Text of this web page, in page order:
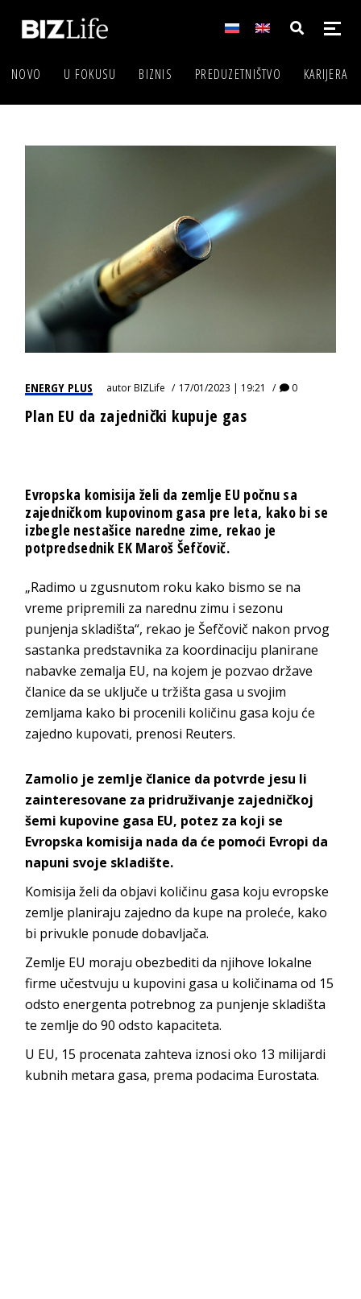
NOVO U FOKUSU BIZNIS PREDUZETNIŠTVO KARIJERA
ENERGY PLUS autorBIZLife 17/01/2023 | 19:21 0
Plan EU da zajednički kupuje gas
Evropska komisija želi da zemlje EU počnu sa
zajedničkom kupovinom gasa pre leta, kako bi se
izbegle nestašice naredne zime, rekao je
potpredsednik EK Maroš Šefčovič.
„Radimo u zgusnutom roku kako bismo se na
vreme pripremili za narednu zimu i sezonu
punjenja skladišta“, rekao je Šefčovič nakon prvog
sastanka predstavnika za koordinaciju planirane
nabavke zemalja EU, na kojem je pozvao države
članice da se uključe u tržišta gasa u svojim
zemljama kako bi procenili količinu gasa koju će
zajedno kupovati, prenosi Reuters.
Zamolio je zemlje članice da potvrde jesu li
zainteresovane za pridruživanje zajedničkoj
šemi kupovine gasa EU, potez za koji se
Evropska komisija nada da će pomoći Evropi da
napuni svoje skladište.
Komisija želi da objavi količinu gasa koju evropske
zemlje planiraju zajedno da kupe na proleće, kako
bi privukle ponude dobavljača.
Zemlje EU moraju obezbediti da njihove lokalne
firme učestvuju u kupovini gasa u količinama od 15
odsto energenta potrebnog za punjenje skladišta
te zemlje do 90 odsto kapaciteta.
U EU, 15 procenata zahteva iznosi oko 13 milijardi
kubnih metara gasa, prema podacima Eurostata.